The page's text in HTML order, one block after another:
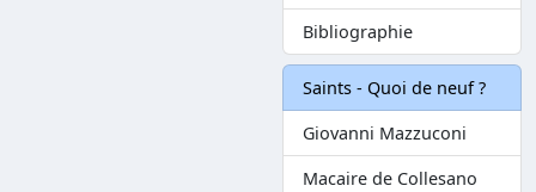
Bibliographie
Saints - Quoi de neuf ?
Giovanni Mazzuconi
Macaire de Collesano